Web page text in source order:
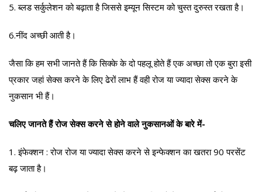
5. ब्लड सर्कुलेशन को बढ़ाता है जिससे इम्यून सिस्टम को चुस्त दुरुस्त रखता है।
6.नींद अच्छी आती है।
जैसा कि हम सभी जानते हैं कि सिक्के के दो पहलू होते हैं एक अच्छा तो एक बुरा इसी
प्रकार जहां सेक्स करने के लिए ढेरों लाभ हैं वही रोज या ज्यादा सेक्स करने के
नुकसान भी हैं।
चलिए जानते हैं रोज सेक्स करने से होने वाले नुकसानओं के बारे में-
1. इंफेक्शन : रोज रोज या ज्यादा सेक्स करने से इन्फेक्शन का खतरा 90 परसेंट
बढ़ जाता है।